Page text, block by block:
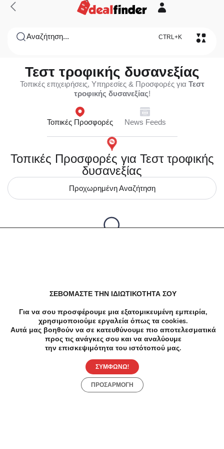
Αναζήτηση... CTRL+K
Τεστ τροφικής δυσανεξίας
Τοπικές επιχειρήσεις, Υπηρεσίες & Προσφορές για Τεστ
τροφικής δυσανεξίας!
Τοπικές Προσφορές News Feeds
Τοπικές Προσφορές για Τεστ τροφικής
δυσανεξίας
Προχωρημένη Αναζήτηση
Κατηγορίες Περιοχές
ΣΕΒΟΜΑΣΤΕ ΤΗΝ ΙΔΙΩΤΙΚΟΤΗΤΑ ΣΟΥ
Για να σου προσφέρουμε μια εξατομικευμένη εμπειρία,
χρησιμοποιούμε εργαλεία όπως τα cookies.
Αυτά μας βοηθούν να σε κατευθύνουμε πιο αποτελεσματικά
προς τις ανάγκες σου και να αναλύουμε
την επισκεψιμότητα του ιστότοπού μας.
ΣΥΜΦΩΝΩ!
ΠΡΟΣΑΡΜΟΓΗ